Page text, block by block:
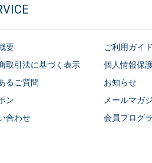
要
ご利用ガイド
取引法に基づく表示
個人情報保
るご質問
お知らせ
ン
メールマガ
合わせ
会員プログ